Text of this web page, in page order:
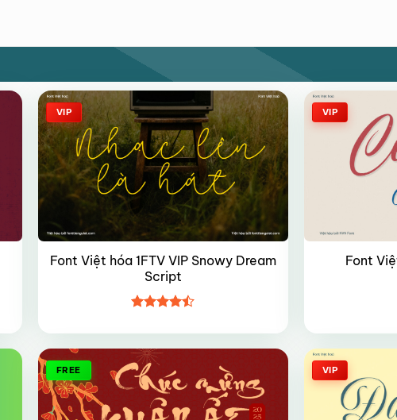
VIP
Font Việt hóa 1FTV VIP Snowy Dream
Script
hạng4.45
VIP
Font
FREE VIP